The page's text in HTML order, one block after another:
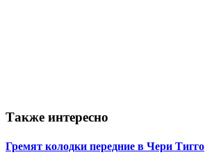
Также интересно
Гремят колодки передние в Чери Тигго